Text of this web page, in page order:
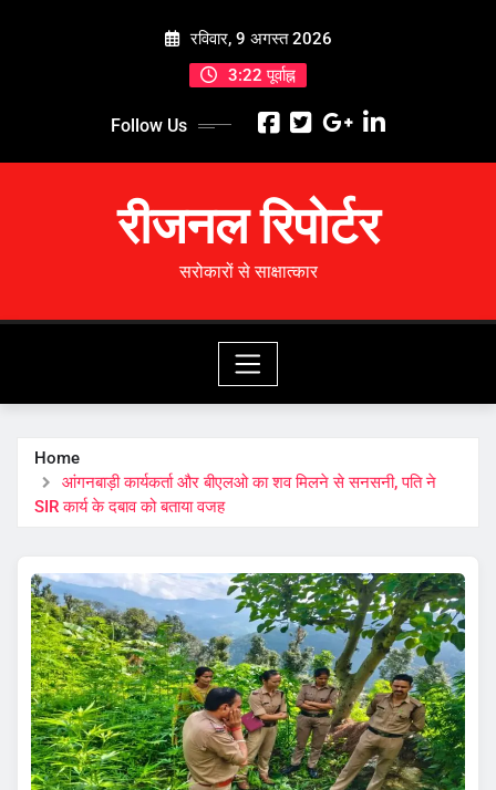
रविवार, 9 अगस्त 2026
3:22 पूर्वाह्न
Follow Us
रीजनल रिपोर्टर
सरोकारों से साक्षात्कार
Home
आंगनबाड़ी कार्यकर्ता और बीएलओ का शव मिलने से सनसनी, पति ने
SIR कार्य के दबाव को बताया वजह